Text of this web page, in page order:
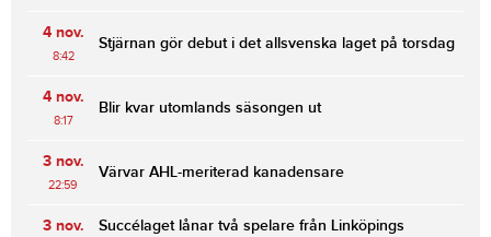
4 nov.
8:42
Stjärnan gör debut i det allsvenska laget på torsdag
4 nov.
8:17
Blir kvar utomlands säsongen ut
3 nov.
22:59
Värvar AHL-meriterad kanadensare
3 nov.
Succélaget lånar två spelare från Linköpings